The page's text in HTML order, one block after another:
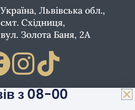
Україна, Львівська обл.,
смт. Східниця,
вул. Золота Баня, 2А
з 08-00